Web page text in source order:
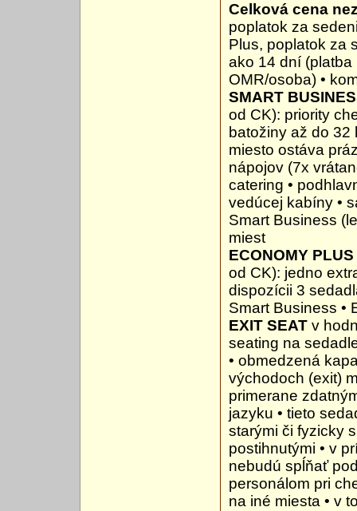
Celková cena
poplatok za
Plus, poplatok za
ako 14 dní
OMR/osoba) •
SMART
od CK): priority
batožiny až do 32
miesto ostáva
nápojov (7x
catering •
vedúcej kabíny •
Smart Business
miest
ECONOMY PLUS
od CK): jedno
dispozícii 3
Smart Business •
EXIT SEAT v
seating na
• obmedzená
východoch (exit)
primerane
jazyku • tieto
starými či fyzicky
postihnutými • v
nebudú spĺňať
personálom pri
na iné miesta • v